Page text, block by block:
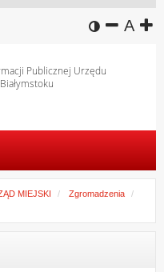
wersja
A
Publicznej Urzędu
MIEJSKI
Zgromadzenia